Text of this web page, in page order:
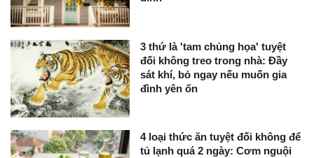
3 thứ là 'tam chủng họa' tuyệt
đối không treo trong nhà: Đầy
sát khí, bỏ ngay nếu muốn gia
đình yên ổn
4 loại thức ăn tuyệt đối không để
tủ lạnh quá 2 ngày: Cơm nguội